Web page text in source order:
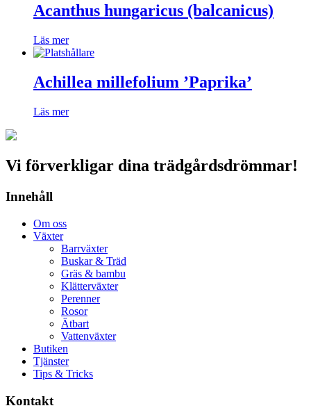
Acanthus hungaricus (balcanicus)
Läs mer
Achillea millefolium ’Paprika’
Läs mer
Vi förverkligar dina trädgårdsdrömmar!
Innehåll
Om oss
Växter
Barrväxter
Buskar & Träd
Gräs & bambu
Klätterväxter
Perenner
Rosor
Ätbart
Vattenväxter
Butiken
Tjänster
Tips & Tricks
Kontakt